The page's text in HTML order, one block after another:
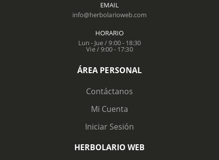
EMAIL
info@herbolarioweb.com
HORARIO
Lun - Jue / 9:00 - 18:30
Vie / 9:00 - 17:30
ÁREA PERSONAL
Contáctanos
Mi Cuenta
Iniciar Sesión
HERBOLARIO WEB